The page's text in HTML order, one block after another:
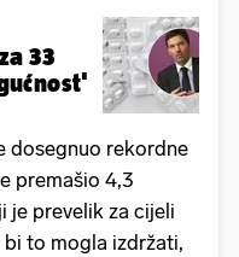
33
dosegnuo rekordne
premašio 4,3
je prevelik za cijeli
to mogla izdržati,